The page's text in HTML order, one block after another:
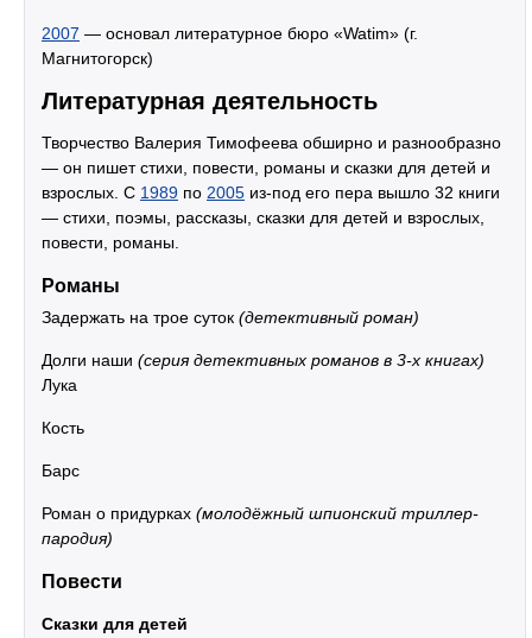
2007 — основал литературное бюро «Watim» (г.
Магнитогорск)
Литературная деятельность
Творчество Валерия Тимофеева обширно и разнообразно
— он пишет стихи, повести, романы и сказки для детей и
взрослых. C 1989 по 2005 из-под его пера вышло 32 книги
— стихи, поэмы, рассказы, сказки для детей и взрослых,
повести, романы.
Романы
Задержать на трое суток (детективный роман)
Долги наши (серия детективных романов в 3-х книгах)
Лука
Кость
Барс
Роман о придурках (молодёжный шпионский триллер-
пародия)
Повести
Сказки для детей